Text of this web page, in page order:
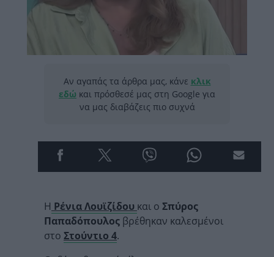
Αν αγαπάς τα άρθρα μας, κάνε κλικ
εδώ και πρόσθεσέ μας στη Google για
να μας διαβάζεις πιο συχνά
Η Ρένια Λουϊζίδου και ο Σπύρος
Παπαδόπουλος βρέθηκαν καλεσμένοι
στο Στούντιο 4.